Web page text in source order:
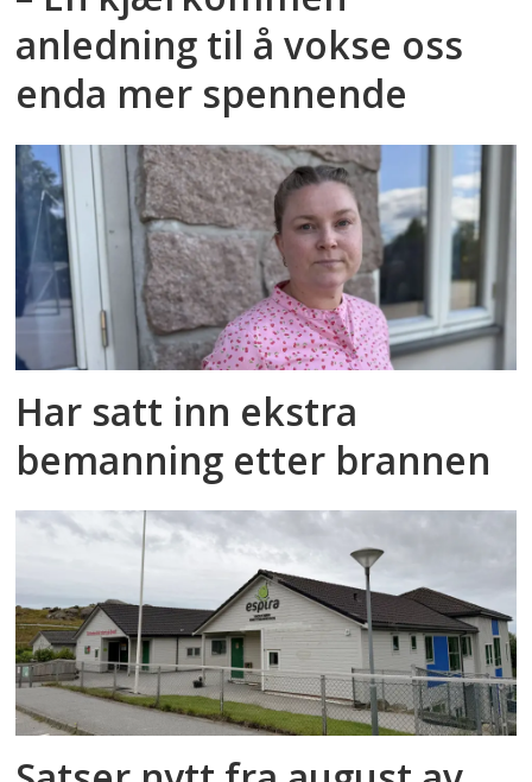
anledning til å vokse oss
enda mer spennende
Har satt inn ekstra
bemanning etter brannen